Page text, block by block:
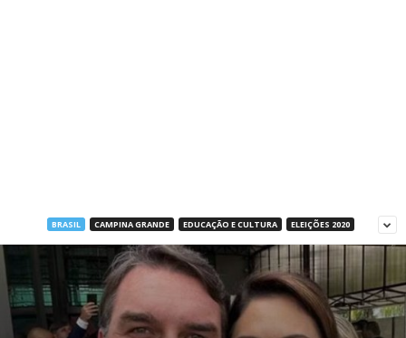
BRASIL CAMPINA GRANDE EDUCAÇÃO E CULTURA ELEIÇÕES 2020